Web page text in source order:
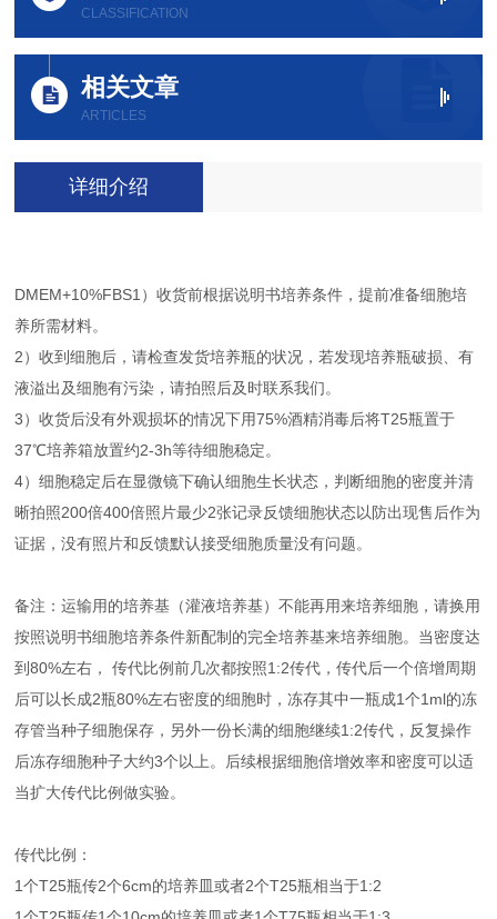
CLASSIFICATION
相关文章
ARTICLES
详细介绍
DMEM+10%FBS1）收货前根据说明书培养条件，提前准备细胞培
养所需材料。
2）收到细胞后，请检查发货培养瓶的状况，若发现培养瓶破损、有
液溢出及细胞有污染，请拍照后及时联系我们。
3）收货后没有外观损坏的情况下用75%酒精消毒后将T25瓶置于
37℃培养箱放置约2-3h等待细胞稳定。
4）细胞稳定后在显微镜下确认细胞生长状态，判断细胞的密度并清
晰拍照200倍400倍照片最少2张记录反馈细胞状态以防出现售后作为
证据，没有照片和反馈默认接受细胞质量没有问题。
备注：运输用的培养基（灌液培养基）不能再用来培养细胞，请换用
按照说明书细胞培养条件新配制的完全培养基来培养细胞。当密度达
到80%左右， 传代比例前几次都按照1:2传代，传代后一个倍增周期
后可以长成2瓶80%左右密度的细胞时，冻存其中一瓶成1个1ml的冻
存管当种子细胞保存，另外一份长满的细胞继续1:2传代，反复操作
后冻存细胞种子大约3个以上。后续根据细胞倍增效率和密度可以适
当扩大传代比例做实验。
传代比例：
1个T25瓶传2个6cm的培养皿或者2个T25瓶相当于1:2